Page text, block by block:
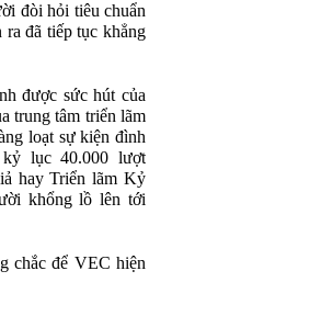
đòi hỏi tiêu chuẩn
đã tiếp tục khẳng
được sức hút của
trung tâm triển lãm
loạt sự kiện đình
lục 40.000 lượt
hay Triển lãm Kỷ
khổng lồ lên tới
chắc để VEC hiện